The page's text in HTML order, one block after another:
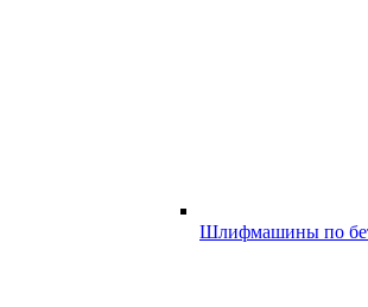
Шлифмашины по